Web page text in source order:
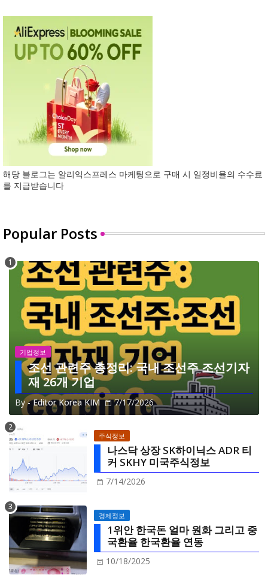
해당 블로그는 알리익스프레스 마케팅으로 구매 시 일정비율의 수수료
를 지급받습니다
Popular Posts
기업정보
조선 관련주 총정리: 국내 조선주 조선기자
재 26개 기업
By - Editor Korea KIM 7/17/2026
주식정보
나스닥 상장 SK하이닉스 ADR 티
커 SKHY 미국주식정보
7/14/2026
경제정보
1위안 한국돈 얼마 원화 그리고 중
국환율 한국환율 연동
10/18/2025